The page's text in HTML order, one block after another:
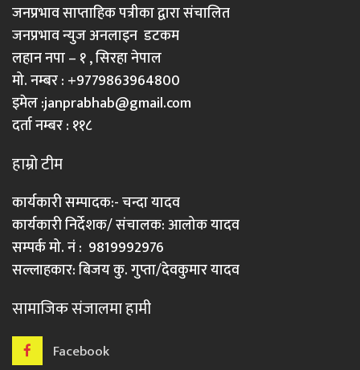
जनप्रभाव साप्ताहिक पत्रीका द्वारा संचालित
जनप्रभाव न्युज अनलाइन डटकम
लहान नपा – १ , सिरहा नेपाल
मो. नम्बर : +9779863964800
इमेल :janprabhab@gmail.com
दर्ता नम्बर : ११८
हाम्रो टीम
कार्यकारी सम्पादक:- चन्दा यादव
कार्यकारी निर्देशक/ संचालक: आलोक यादव
सम्पर्क मो. नं : 9819992976
सल्लाहकार: बिजय कु. गुप्ता/देवकुमार यादव
सामाजिक संजालमा हामी
Facebook